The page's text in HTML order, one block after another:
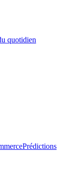
quotidien
Prédictions